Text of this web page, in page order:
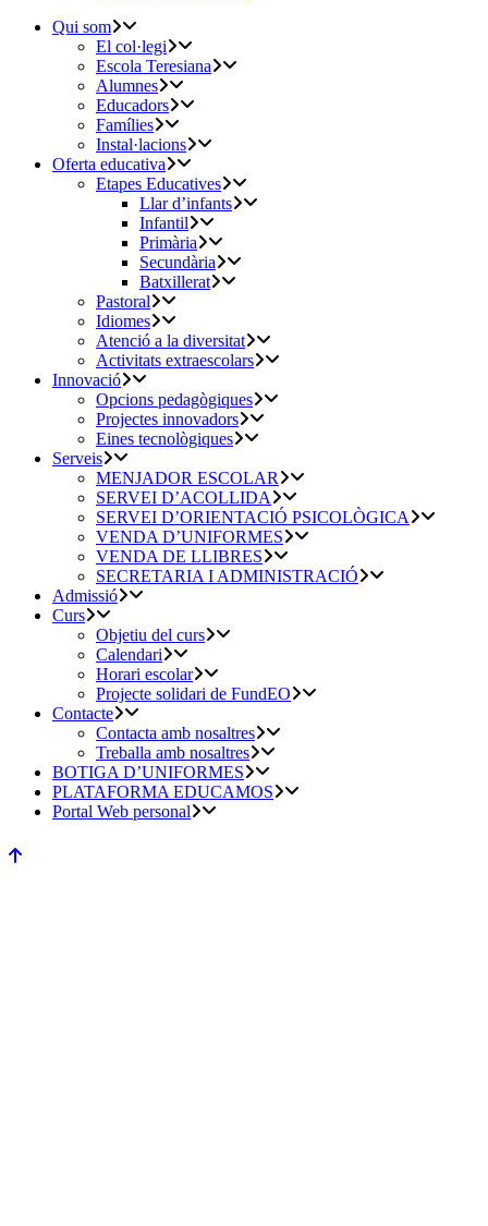
Qui som
El col·legi
Escola Teresiana
Alumnes
Educadors
Famílies
Instal·lacions
Oferta educativa
Etapes Educatives
Llar d’infants
Infantil
Primària
Secundària
Batxillerat
Pastoral
Idiomes
Atenció a la diversitat
Activitats extraescolars
Innovació
Opcions pedagògiques
Projectes innovadors
Eines tecnològiques
Serveis
MENJADOR ESCOLAR
SERVEI D’ACOLLIDA
SERVEI D’ORIENTACIÓ PSICOLÒGICA
VENDA D’UNIFORMES
VENDA DE LLIBRES
SECRETARIA I ADMINISTRACIÓ
Admissió
Curs
Objetiu del curs
Calendari
Horari escolar
Projecte solidari de FundEO
Contacte
Contacta amb nosaltres
Treballa amb nosaltres
BOTIGA D’UNIFORMES
PLATAFORMA EDUCAMOS
Portal Web personal